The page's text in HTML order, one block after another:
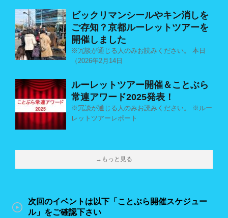
ビックリマンシールやキン消しを
ご存知？京都ルーレットツアーを
開催しました
※冗談が通じる人のみお読みください。 本日
（2026年2月14日
ルーレットツアー開催＆ことぶら
常連アワード2025発表！
※冗談が通じる人のみお読みください。 ※ルー
レットツアーレポート
→もっと見る
次回のイベントは以下「ことぶら開催スケジュー
ル」をご確認下さい